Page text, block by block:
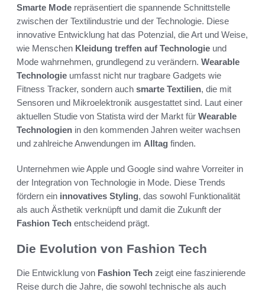
Smarte Mode repräsentiert die spannende Schnittstelle
zwischen der Textilindustrie und der Technologie. Diese
innovative Entwicklung hat das Potenzial, die Art und Weise,
wie Menschen Kleidung treffen auf Technologie und
Mode wahrnehmen, grundlegend zu verändern. Wearable
Technologie umfasst nicht nur tragbare Gadgets wie
Fitness Tracker, sondern auch smarte Textilien, die mit
Sensoren und Mikroelektronik ausgestattet sind. Laut einer
aktuellen Studie von Statista wird der Markt für Wearable
Technologien in den kommenden Jahren weiter wachsen
und zahlreiche Anwendungen im Alltag finden.
Unternehmen wie Apple und Google sind wahre Vorreiter in
der Integration von Technologie in Mode. Diese Trends
fördern ein innovatives Styling, das sowohl Funktionalität
als auch Ästhetik verknüpft und damit die Zukunft der
Fashion Tech entscheidend prägt.
Die Evolution von Fashion Tech
Die Entwicklung von Fashion Tech zeigt eine faszinierende
Reise durch die Jahre, die sowohl technische als auch